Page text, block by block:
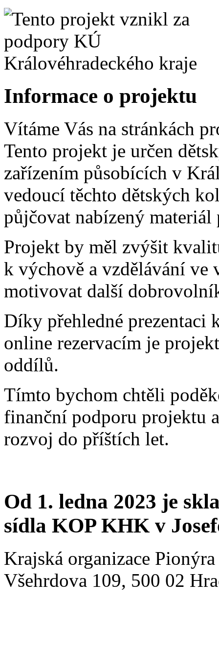
Informace o projektu
Vítáme Vás na stránkách
Tento projekt je určen
zařízením působících v
vedoucí těchto dětských
půjčovat nabízený
Projekt by měl zvýšit
k výchově a vzdělávání ve
motivovat další
Díky přehledné prezentaci
online rezervacím je
oddílů.
Tímto bychom chtěli
finanční podporu projektu
rozvoj do příštích let.
Od 1. ledna 2023 je
sídla KOP KHK v
Krajská organizace
Všehrdova 109, 500 02